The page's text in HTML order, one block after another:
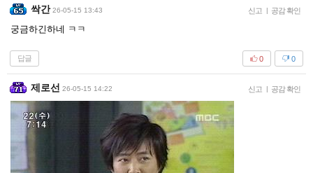
싹간 26-05-15 13:43 신고 | 공감 확인
궁금하긴하네 ㅋㅋ
답글 0
0
제로선 26-05-15 14:22 신고 | 공감 확인